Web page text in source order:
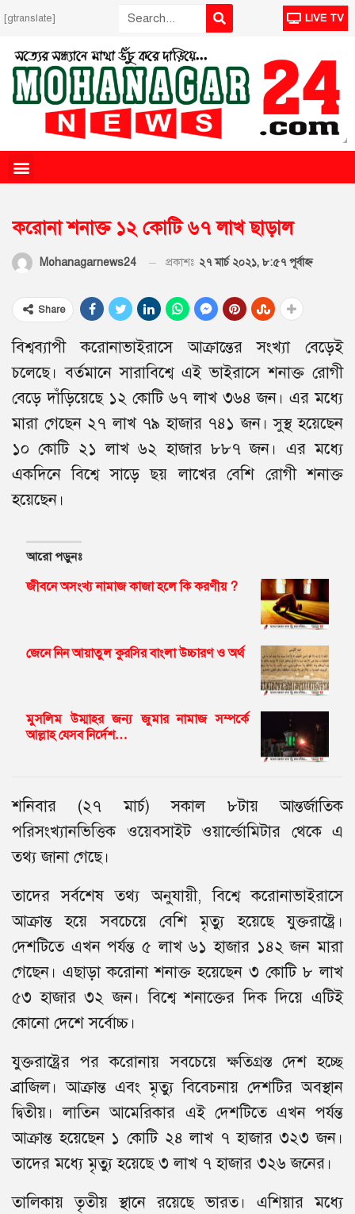
[gtranslate] LIVE TV
করোনা শনাক্ত ১২ কোটি ৬৭ লাখ ছাড়াল
Mohanagarnews24 প্রকাশঃ ২৭ মার্চ ২০২১, ৮:৫৭ পূর্বাহ্ণ
Share
বিশ্বব্যাপী করোনাভাইরাসে আক্রান্তের সংখ্যা বেড়েই
চলেছে। বর্তমানে সারাবিশ্বে এই ভাইরাসে শনাক্ত রোগী
বেড়ে দাঁড়িয়েছে ১২ কোটি ৬৭ লাখ ৩৬৪ জন। এর মধ্যে
মারা গেছেন ২৭ লাখ ৭৯ হাজার ৭৪১ জন। সুস্থ হয়েছেন
১০ কোটি ২১ লাখ ৬২ হাজার ৮৮৭ জন। এর মধ্যে
একদিনে বিশ্বে সাড়ে ছয় লাখের বেশি রোগী শনাক্ত
হয়েছেন।
আরো পড়ুনঃ
জীবনে অসংখ্য নামাজ কাজা হলে কি করণীয় ?
জেনে নিন আয়াতুল কুরসির বাংলা উচ্চারণ ও অর্থ
মুসলিম উম্মাহর জন্য জুমার নামাজ সম্পর্কে
আল্লাহ যেসব নির্দেশ…
শনিবার (২৭ মার্চ) সকাল ৮টায় আন্তর্জাতিক
পরিসংখ্যানভিত্তিক ওয়েবসাইট ওয়ার্ল্ডোমিটার থেকে এ
তথ্য জানা গেছে।
তাদের সর্বশেষ তথ্য অনুযায়ী, বিশ্বে করোনাভাইরাসে
আক্রান্ত হয়ে সবচেয়ে বেশি মৃত্যু হয়েছে যুক্তরাষ্ট্রে।
দেশটিতে এখন পর্যন্ত ৫ লাখ ৬১ হাজার ১৪২ জন মারা
গেছেন। এছাড়া করোনা শনাক্ত হয়েছেন ৩ কোটি ৮ লাখ
৫৩ হাজার ৩২ জন। বিশ্বে শনাক্তের দিক দিয়ে এটিই
কোনো দেশে সর্বোচ্চ।
যুক্তরাষ্ট্রের পর করোনায় সবচেয়ে ক্ষতিগ্রস্ত দেশ হচ্ছে
ব্রাজিল। আক্রান্ত এবং মৃত্যু বিবেচনায় দেশটির অবস্থান
দ্বিতীয়। লাতিন আমেরিকার এই দেশটিতে এখন পর্যন্ত
আক্রান্ত হয়েছেন ১ কোটি ২৪ লাখ ৭ হাজার ৩২৩ জন।
তাদের মধ্যে মৃত্যু হয়েছে ৩ লাখ ৭ হাজার ৩২৬ জনের।
তালিকায় তৃতীয় স্থানে রয়েছে ভারত। এশিয়ার মধ্যে